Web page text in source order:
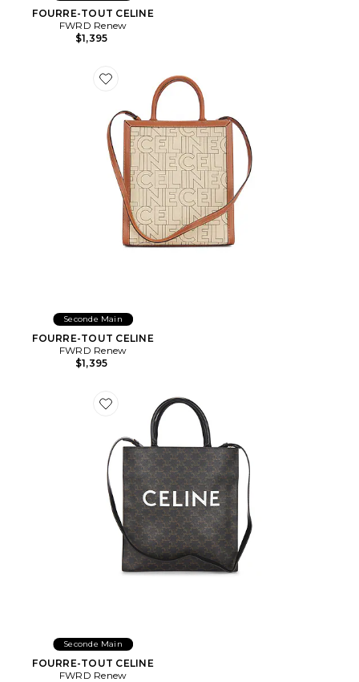
FOURRE-TOUT CELINE
FWRD Renew
$1,395
Favorite FOURRE-TOUT CELINE
Seconde Main
FOURRE-TOUT CELINE
FWRD Renew
$1,395
Favorite FOURRE-TOUT CELINE
Seconde Main
FOURRE-TOUT CELINE
FWRD Renew